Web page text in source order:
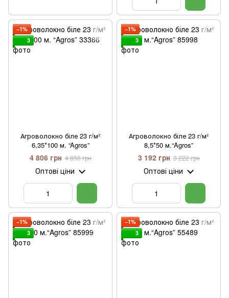
−1%
3
Агроволокно біле 23 г/м²
6,35*100 м. “Agros”
4 806 грн 4 856 грн
Оптові ціни
−1%
3
Агроволокно біле 23 г/м²
8,5*50 м.“Agros”
3 192 грн 3 222 грн
Оптові ціни
−1%
3
−1%
3